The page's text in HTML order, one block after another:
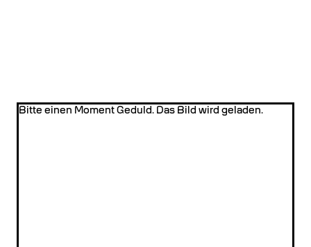
Bitte einen Moment Geduld. Das Bild wird geladen.